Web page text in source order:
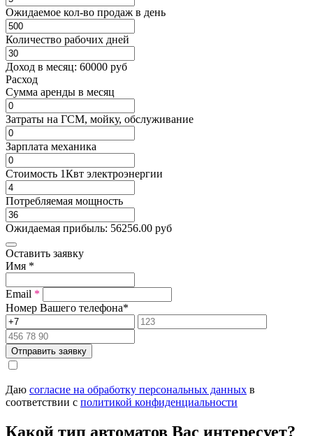
Ожидаемое кол-во продаж в день
Количество рабочих дней
Доход в месяц: 60000 руб
Расход
Cумма аренды в месяц
Затраты на ГСМ, мойку, обслуживание
Зарплата механика
Стоимость 1Квт электроэнергии
Потребляемая мощность
Ожидаемая прибыль: 56256.00 руб
Оставить заявку
Имя *
Email *
Номер Вашего телефона*
Отправить заявку
Даю согласие на обработку персональных данных в
соответствии с политикой конфиденциальности
Какой тип автоматов Вас интересует?